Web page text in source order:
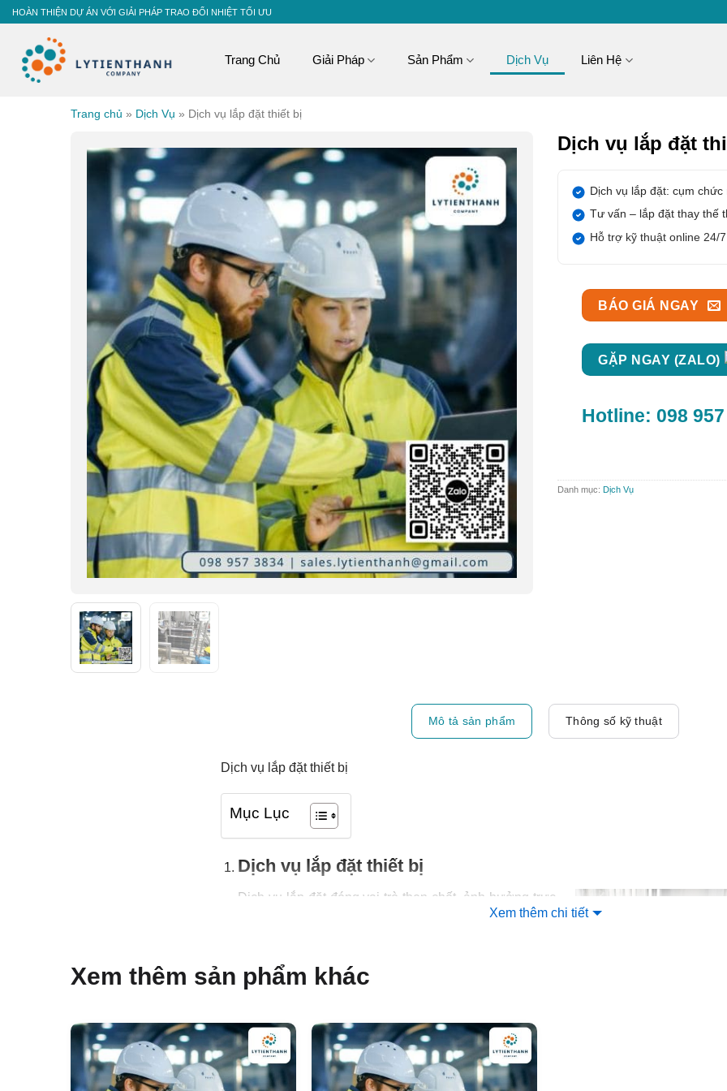
HOÀN THIỆN DỰ ÁN VỚI GIẢI PHÁP TRAO ĐỔI NHIỆT TỐI ƯU
Trang Chủ Giải Pháp Sản Phẩm Dịch Vụ Liên Hệ
Trang chủ » Dịch Vụ » Dịch vụ lắp đặt thiết bị
Dịch vụ lắp đặt
Dịch vụ lắp đặt: cụm
Tư vấn – lắp đặt thay thế
Hỗ trợ kỹ thuật online 24/7
BÁO GIÁ NGAY
GẶP NGAY (ZALO)
Hotline: 098
Danh mục: Dịch Vụ
Mô tả sản phẩm Thông số kỹ thuật
Dịch vụ lắp đặt thiết bị
Mục Lục
Dịch vụ lắp đặt thiết bị
Dịch vụ lắp đặt đóng vai trò then chốt, ảnh hưởng trực
tiếp đến hiệu quả vận hành và tuổi thọ của thiết bị, dịch
Lắp đặt cụm chức năng
đổi nhiệt: Chuyên lắp đặt các cụm chức năng
lượng.
Lắp đặt thay thế bộ trao đổi nhiệt: Giúp duy
trì ổn định hiệu quả sản xuất, do bộ trao đổi
Xem thêm chi tiết
Xem thêm sản phẩm khác